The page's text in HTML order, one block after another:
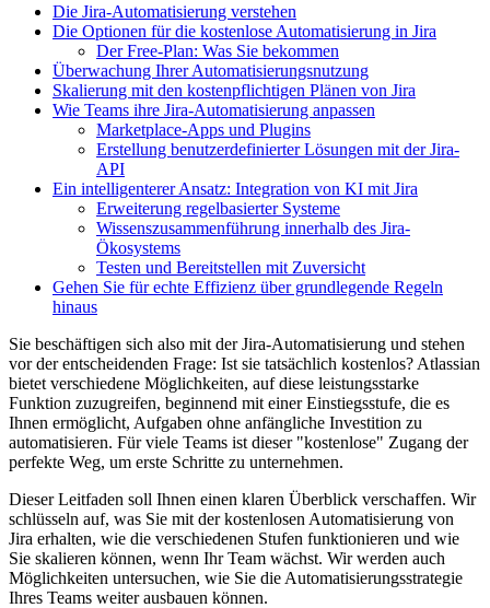
Die Jira-Automatisierung verstehen
Die Optionen für die kostenlose Automatisierung in Jira
Der Free-Plan: Was Sie bekommen
Überwachung Ihrer Automatisierungsnutzung
Skalierung mit den kostenpflichtigen Plänen von Jira
Wie Teams ihre Jira-Automatisierung anpassen
Marketplace-Apps und Plugins
Erstellung benutzerdefinierter Lösungen mit der Jira-
API
Ein intelligenterer Ansatz: Integration von KI mit Jira
Erweiterung regelbasierter Systeme
Wissenszusammenführung innerhalb des Jira-
Ökosystems
Testen und Bereitstellen mit Zuversicht
Gehen Sie für echte Effizienz über grundlegende Regeln
hinaus
Sie beschäftigen sich also mit der Jira-Automatisierung und stehen
vor der entscheidenden Frage: Ist sie tatsächlich kostenlos? Atlassian
bietet verschiedene Möglichkeiten, auf diese leistungsstarke
Funktion zuzugreifen, beginnend mit einer Einstiegsstufe, die es
Ihnen ermöglicht, Aufgaben ohne anfängliche Investition zu
automatisieren. Für viele Teams ist dieser "kostenlose" Zugang der
perfekte Weg, um erste Schritte zu unternehmen.
Dieser Leitfaden soll Ihnen einen klaren Überblick verschaffen. Wir
schlüsseln auf, was Sie mit der kostenlosen Automatisierung von
Jira erhalten, wie die verschiedenen Stufen funktionieren und wie
Sie skalieren können, wenn Ihr Team wächst. Wir werden auch
Möglichkeiten untersuchen, wie Sie die Automatisierungsstrategie
Ihres Teams weiter ausbauen können.